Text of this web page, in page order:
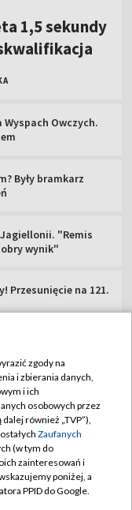
Były bramkarz
"Remis
Przesunięcie na 121.
już
zgody na
i zbierania danych,
i ich
osobowych przez
również „TVP”),
Zaufanych
(w tym do
zainteresowań i
poniżej, a
PPID do Google.